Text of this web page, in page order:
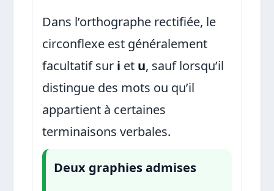
Dans l’orthographe rectifiée, le
circonflexe est généralement
facultatif sur i et u, sauf lorsqu’il
distingue des mots ou qu’il
appartient à certaines
terminaisons verbales.
Deux graphies admises